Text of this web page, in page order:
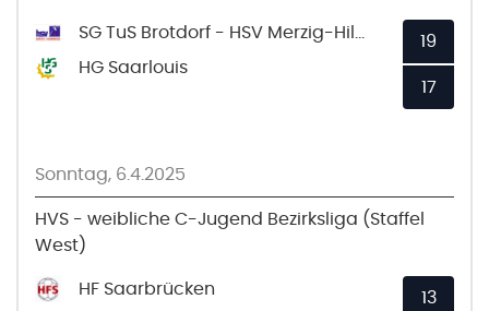
HG Saarlouis
19
17
Sonntag, 6.4.2025
HVS - weibliche C-Jugend Bezirksliga (Staffel
West)
HF Saarbrücken
13